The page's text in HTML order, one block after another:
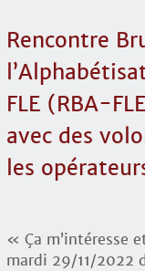
Rencontre
FLE (RBA-
avec des
les
« Ça m’intéresse
mardi 29/11/2022